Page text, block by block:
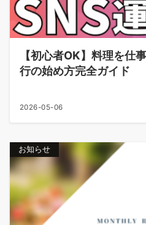
【初心者OK】料理を仕
行の始め方完全ガイド
2026-05-06
お知らせ